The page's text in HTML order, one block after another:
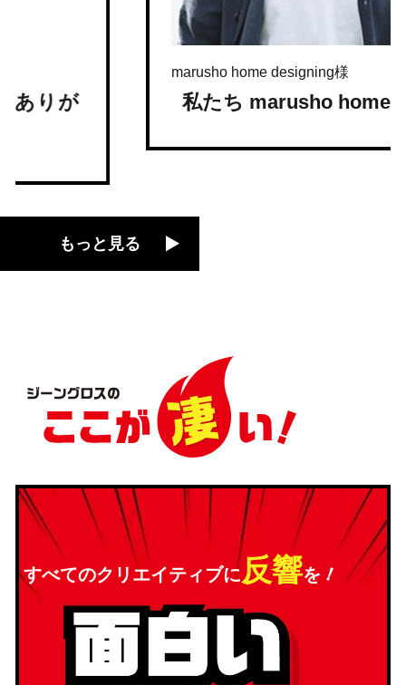
もっと見る
提案力と寄り添う姿勢で期待を超
すべてのクリエイティブに反響を！